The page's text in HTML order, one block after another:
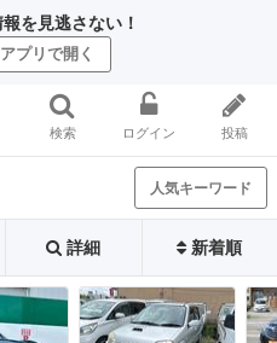
を見逃さない！
アプリで開く
検索 ログイン 投稿
人気キーワード
詳細 新着順